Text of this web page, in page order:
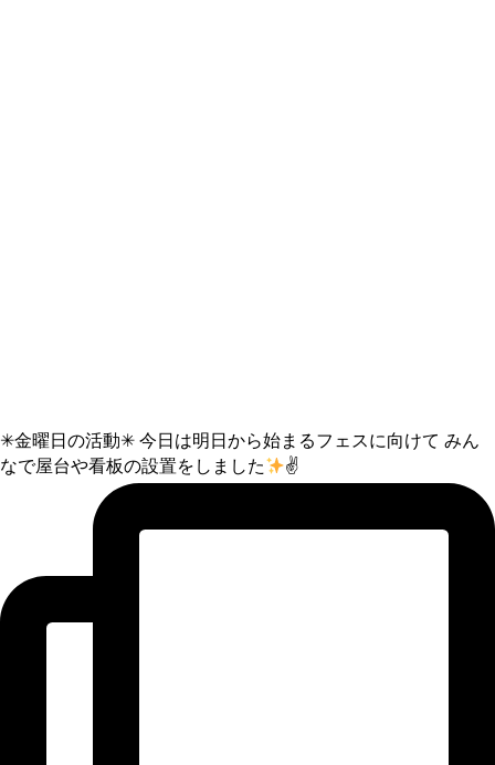
✳︎金曜日の活動✳︎ 今日は明日から始まるフェスに向けて みん
なで屋台や看板の設置をしました
✌